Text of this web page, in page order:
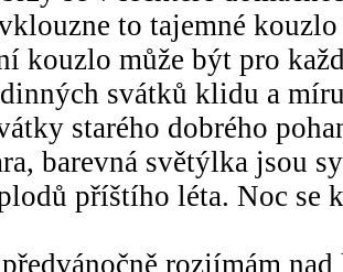
to tajemné
kouzlo může být pro
svátků klidu a
starého dobrého
barevná světýlka jsou
příštího léta. Noc se
rozjímám